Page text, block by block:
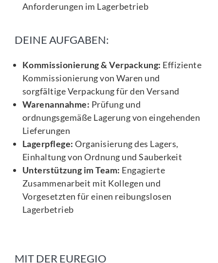
Anforderungen im Lagerbetrieb
DEINE AUFGABEN:
Kommissionierung & Verpackung: Effiziente
Kommissionierung von Waren und
sorgfältige Verpackung für den Versand
Warenannahme: Prüfung und
ordnungsgemäße Lagerung von eingehenden
Lieferungen
Lagerpflege: Organisierung des Lagers,
Einhaltung von Ordnung und Sauberkeit
Unterstützung im Team: Engagierte
Zusammenarbeit mit Kollegen und
Vorgesetzten für einen reibungslosen
Lagerbetrieb
MIT DER EUREGIO